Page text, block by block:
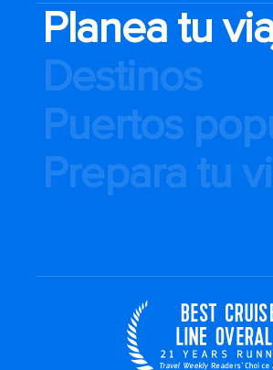
Planea tu
Destinos
Puertos
Prepara tu